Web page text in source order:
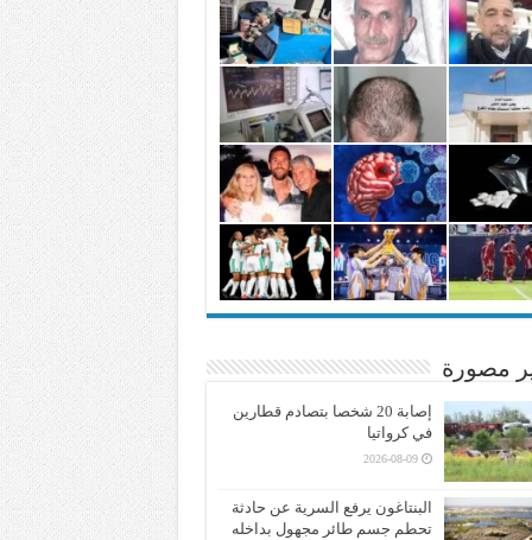
مصورة
إصابة 20 شخصا بتصادم قطارين
في كرواتيا
2026-08-09
البنتاغون يرفع السرية عن حادثة
تحطم جسم طائر مجهول بداخله